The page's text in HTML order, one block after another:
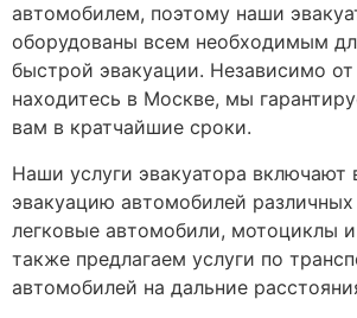
автомобилем, поэтому наши
оборудованы всем необходимым
быстрой эвакуации. Независимо от
находитесь в Москве, мы
вам в кратчайшие сроки.
Наши услуги эвакуатора включают
эвакуацию автомобилей
легковые автомобили, мотоциклы
также предлагаем услуги по
автомобилей на дальние